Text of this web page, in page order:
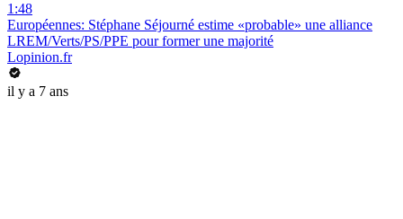
1:48
Européennes: Stéphane Séjourné estime «probable» une alliance
LREM/Verts/PS/PPE pour former une majorité
Lopinion.fr
il y a 7 ans